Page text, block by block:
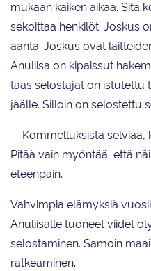
mukaan kaiken aikaa. Sitä
sekoittaa henkilöt. Joskus
ääntä. Joskus ovat
Anuliisa on kipaissut
taas selostajat on istutettu
jäälle. Silloin on selostettu
– Kommelluksista selviää,
Pitää vain myöntää, että
eteenpäin.
Vahvimpia elämyksiä
Anuliisalle tuoneet viidet
selostaminen. Samoin
ratkeaminen.